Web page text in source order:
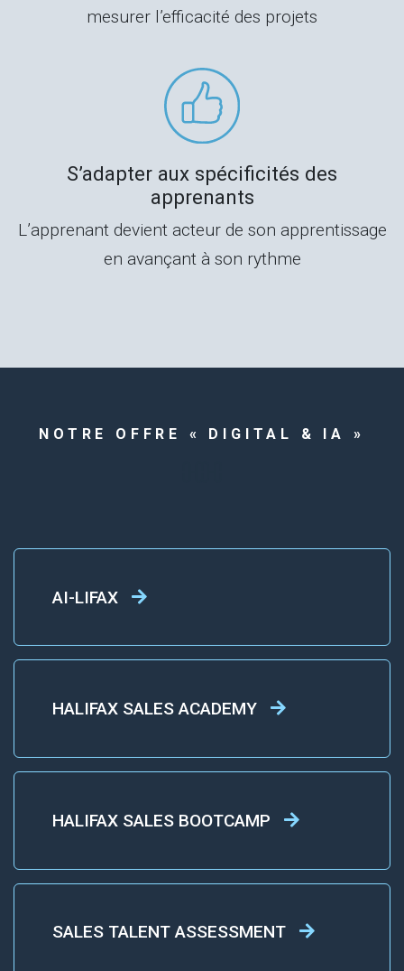
mesurer l’efficacité des projets
S’adapter aux spécificités des
apprenants
L’apprenant devient acteur de son apprentissage
en avançant à son rythme
NOTRE OFFRE « DIGITAL & IA »
AI-LIFAX
HALIFAX SALES ACADEMY
HALIFAX SALES BOOTCAMP
SALES TALENT ASSESSMENT